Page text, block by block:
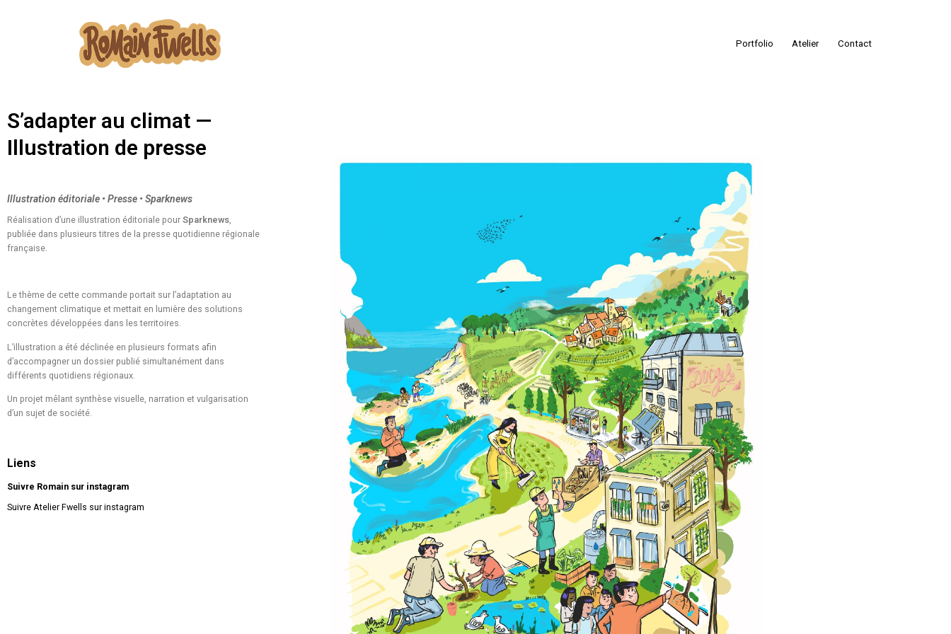
Portfolio Atelier Contact
S’adapter au climat —
Illustration de presse
Illustration éditoriale • Presse • Sparknews
Réalisation d’une illustration éditoriale pour Sparknews
publiée dans plusieurs titres de la presse quotidienne régionale
française.
Le thème de cette commande portait sur l’adaptation au
changement climatique et mettait en lumière des solutions
concrètes développées dans les territoires.
L’illustration a été déclinée en plusieurs formats afin
d’accompagner un dossier publié simultanément dans
différents quotidiens régionaux.
Un projet mêlant synthèse visuelle, narration et vulgarisation
d’un sujet de société.
Liens
Suivre Romain sur instagram
Suivre Atelier Fwells sur instagram